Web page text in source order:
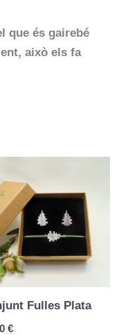
que és gairebé
això els fa
Fulles Plata
€